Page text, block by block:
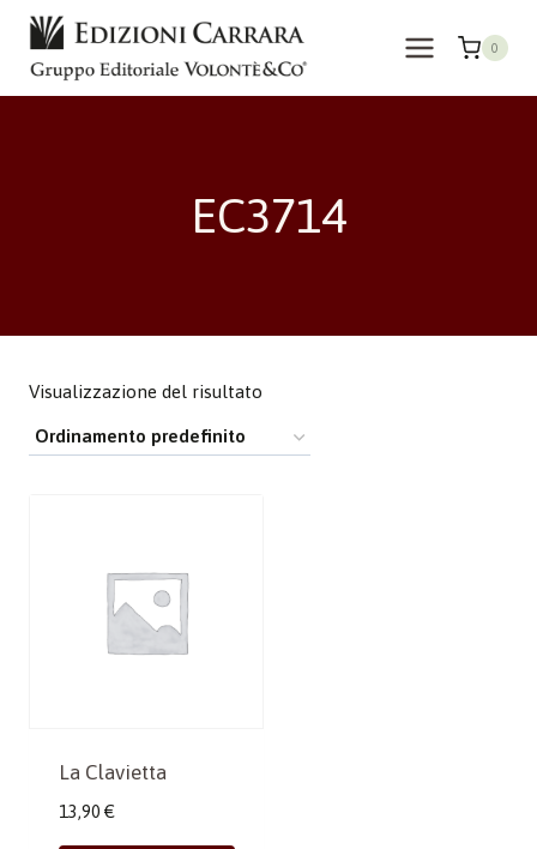
Salta
contenuto
0
EC3714
Visualizzazione del risultato
La Clavietta
13,90 €